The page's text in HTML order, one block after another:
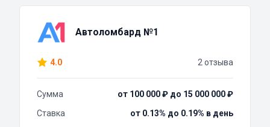
Автоломбард №1
4.0 2 отзыва
Сумма
от 100 000 ₽ до 15 000 000 ₽
Ставка
от 0.13% до 0.19% в день